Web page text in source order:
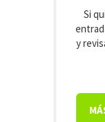
Si
y